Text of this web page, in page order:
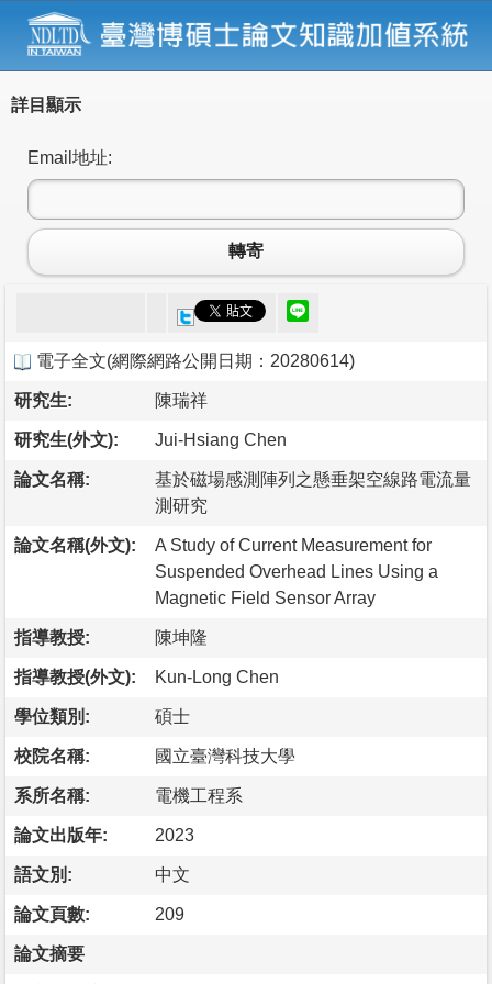
詳目顯示
Email地址:
轉寄
電子全文(網際網路公開日期：20280614)
研究生: 陳瑞祥
研究生(外文): Jui-Hsiang Chen
論文名稱:
基於磁場感測陣列之懸垂架空線路電流量
測研究
論文名稱(外文):
A Study of Current Measurement for
Suspended Overhead Lines Using a
Magnetic Field Sensor Array
指導教授: 陳坤隆
指導教授(外文): Kun-Long Chen
學位類別: 碩士
校院名稱: 國立臺灣科技大學
系所名稱: 電機工程系
論文出版年: 2023
語文別: 中文
論文頁數: 209
論文摘要